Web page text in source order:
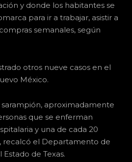
y donde los habitantes se
para ir a trabajar, asistir a
semanales, según
otros nueve casos en el
México.
aproximadamente
que se enferman
y una de cada 20
recalcó el Departamento de
de Texas.